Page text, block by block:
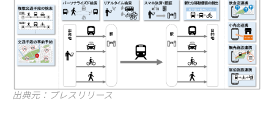
出典元：プレスリリース